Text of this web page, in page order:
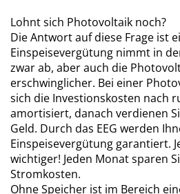
Lohnt sich Photovoltaik noch?
Die Antwort auf diese Frage ist
Einspeisevergütung nimmt in
zwar ab, aber auch die
erschwinglicher. Bei einer
sich die Investionskosten nach
amortisiert, danach verdienen
Geld. Durch das EEG werden
Einspeisevergütung garantiert.
wichtiger! Jeden Monat sparen
Stromkosten.
Ohne Speicher ist im Bereich